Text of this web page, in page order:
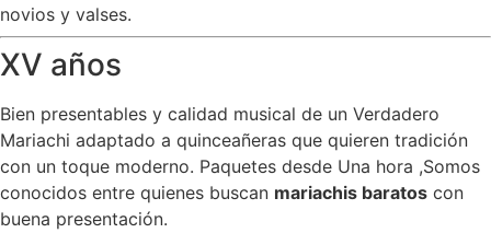
novios y valses.
XV años
Bien presentables y calidad musical de un Verdadero
Mariachi adaptado a quinceañeras que quieren tradición
con un toque moderno. Paquetes desde Una hora ,Somos
conocidos entre quienes buscan mariachis baratos con
buena presentación.